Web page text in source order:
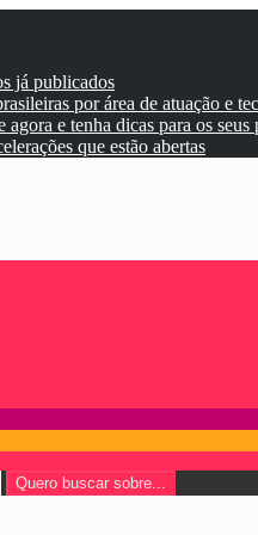
já publicados
por área de atuação e
e tenha dicas para os seus
que estão abertas
Quero buscar sobre...